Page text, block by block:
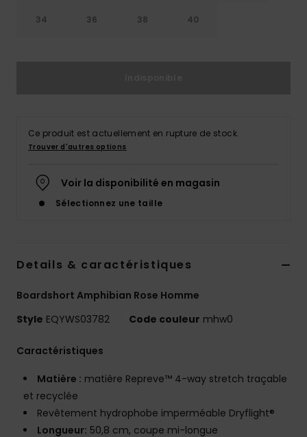
34 36 38 40
Ce produit est actuellement en rupture de stock.
Trouver d'autres options
Voir la disponibilité en magasin
Sélectionnez une taille
Details & caractéristiques
Boardshort Amphibian Rose Homme
Style EQYWS03782 Code couleur mhw0
Caractéristiques
Matière : matière Repreve™ 4-way stretch traçable
et recyclée
Revêtement hydrophobe imperméable Dryflight®
Longueur: 50,8 cm, coupe mi-longue